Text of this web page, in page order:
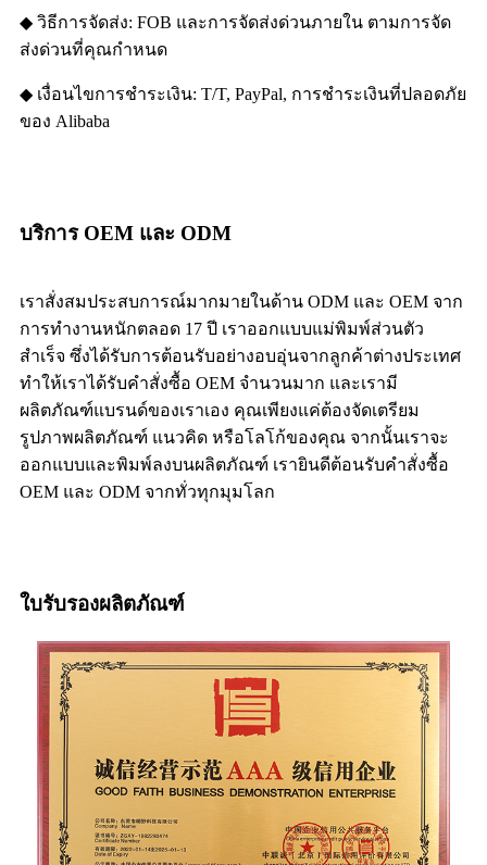
◆ วิธีการจัดส่ง: FOB และการจัดส่งด่วนภายใน ตามการจัด
ส่งด่วนที่คุณกำหนด
◆ เงื่อนไขการชำระเงิน: T/T, PayPal, การชำระเงินที่ปลอดภัย
ของ Alibaba
บริการ OEM และ ODM
เราสั่งสมประสบการณ์มากมายในด้าน ODM และ OEM จาก
การทำงานหนักตลอด 17 ปี เราออกแบบแม่พิมพ์ส่วนตัว
สำเร็จ ซึ่งได้รับการต้อนรับอย่างอบอุ่นจากลูกค้าต่างประเทศ
ทำให้เราได้รับคำสั่งซื้อ OEM จำนวนมาก และเรามี
ผลิตภัณฑ์แบรนด์ของเราเอง คุณเพียงแค่ต้องจัดเตรียม
รูปภาพผลิตภัณฑ์ แนวคิด หรือโลโก้ของคุณ จากนั้นเราจะ
ออกแบบและพิมพ์ลงบนผลิตภัณฑ์ เรายินดีต้อนรับคำสั่งซื้อ
OEM และ ODM จากทั่วทุกมุมโลก
ใบรับรองผลิตภัณฑ์